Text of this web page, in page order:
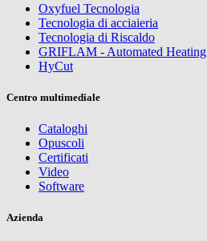
Oxyfuel Tecnologia
Tecnologia di acciaieria
Tecnologia di Riscaldo
GRIFLAM - Automated Heating
HyCut
Centro multimediale
Cataloghi
Opuscoli
Certificati
Video
Software
Azienda